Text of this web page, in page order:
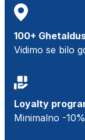
100+
Vidimo se bilo
Loyalty
Minimalno -